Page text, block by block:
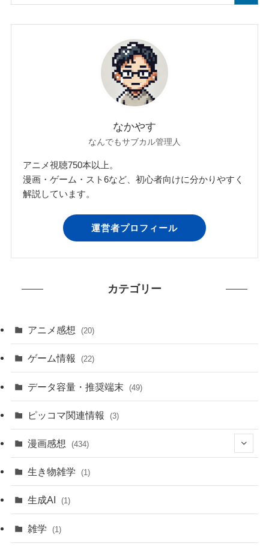
なかやす
なんでもサブカル管理人
アニメ視聴750本以上。
漫画・ゲーム・スト6など、初心者向けに分かりやすく
解説しています。
運営者プロフィール
カテゴリー
アニメ感想 (20)
ゲーム情報 (22)
データ容量・推奨端末 (49)
ピッコマ関連情報 (3)
漫画感想 (434)
(20)
生き物雑学 (1)
生成AI (1)
雑学 (1)